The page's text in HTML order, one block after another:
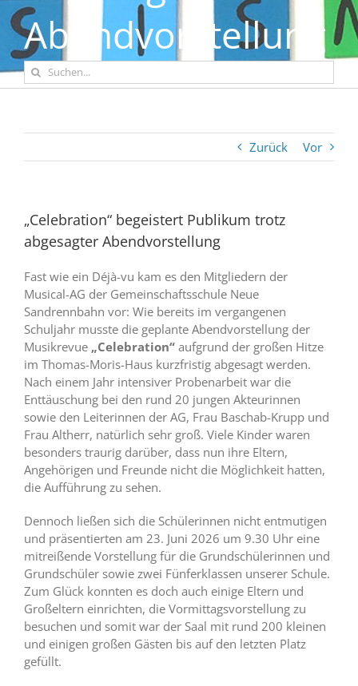
Abendvorstellung
Suche
nach:
Zurück Vor
„Celebration“ begeistert Publikum trotz
abgesagter Abendvorstellung
Fast wie ein Déjà-vu kam es den Mitgliedern der
Musical-AG der Gemeinschaftsschule Neue
Sandrennbahn vor: Wie bereits im vergangenen
Schuljahr musste die geplante Abendvorstellung der
Musikrevue „Celebration“ aufgrund der großen Hitze
im Thomas-Moris-Haus kurzfristig abgesagt werden.
Nach einem Jahr intensiver Probenarbeit war die
Enttäuschung bei den rund 20 jungen Akteurinnen
sowie den Leiterinnen der AG, Frau Baschab-Krupp und
Frau Altherr, natürlich sehr groß. Viele Kinder waren
besonders traurig darüber, dass nun ihre Eltern,
Angehörigen und Freunde nicht die Möglichkeit hatten,
die Aufführung zu sehen.
Dennoch ließen sich die Schülerinnen nicht entmutigen
und präsentierten am 23. Juni 2026 um 9.30 Uhr eine
mitreißende Vorstellung für die Grundschülerinnen und
Grundschüler sowie zwei Fünferklassen unserer Schule.
Zum Glück konnten es doch auch einige Eltern und
Großeltern einrichten, die Vormittagsvorstellung zu
besuchen und somit war der Saal mit rund 200 kleinen
und einigen großen Gästen bis auf den letzten Platz
gefüllt.